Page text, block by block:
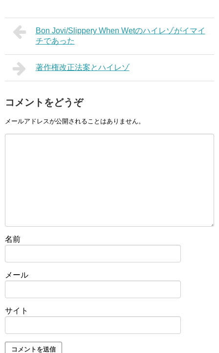
Bon Jovi/Slippery When Wetのハイレゾがイマイ
チであった
著作権改正法案とハイレゾ
コメントをどうぞ
メールアドレスが公開されることはありません。
名前
メール
サイト